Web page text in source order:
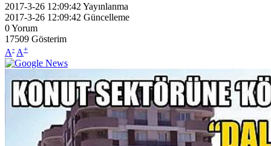
2017-3-26 12:09:42 Yayınlanma
2017-3-26 12:09:42 Güncelleme
0Yorum
17509 Gösterim
A- A+